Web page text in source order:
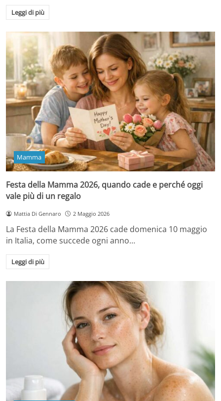
Leggi di più
Mamma
Festa della Mamma 2026, quando cade e perché oggi
vale più di un regalo
Mattia Di Gennaro 2 Maggio 2026
La Festa della Mamma 2026 cade domenica 10 maggio
in Italia, come succede ogni anno…
Leggi di più